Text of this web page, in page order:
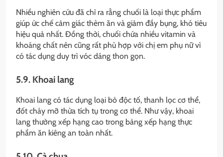
Nhiều nghiên cứu đã chỉ ra rằng chuối là loại thực phẩm
giúp ức chế cảm giác thèm ăn và giảm đầy bụng, khó tiêu
hiệu quả nhất. Đồng thời, chuối chứa nhiều vitamin và
khoáng chất nên cũng rất phù hợp với chị em phụ nữ vì
có tác dụng duy trì vóc dáng thon gọn.
5.9. Khoai lang
Khoai lang có tác dụng loại bỏ độc tố, thanh lọc cơ thể,
đốt cháy mỡ thừa tích tụ trong cơ thể. Như vậy, khoai
lang thường xếp hạng cao trong bảng xếp hạng thực
phẩm ăn kiêng an toàn nhất.